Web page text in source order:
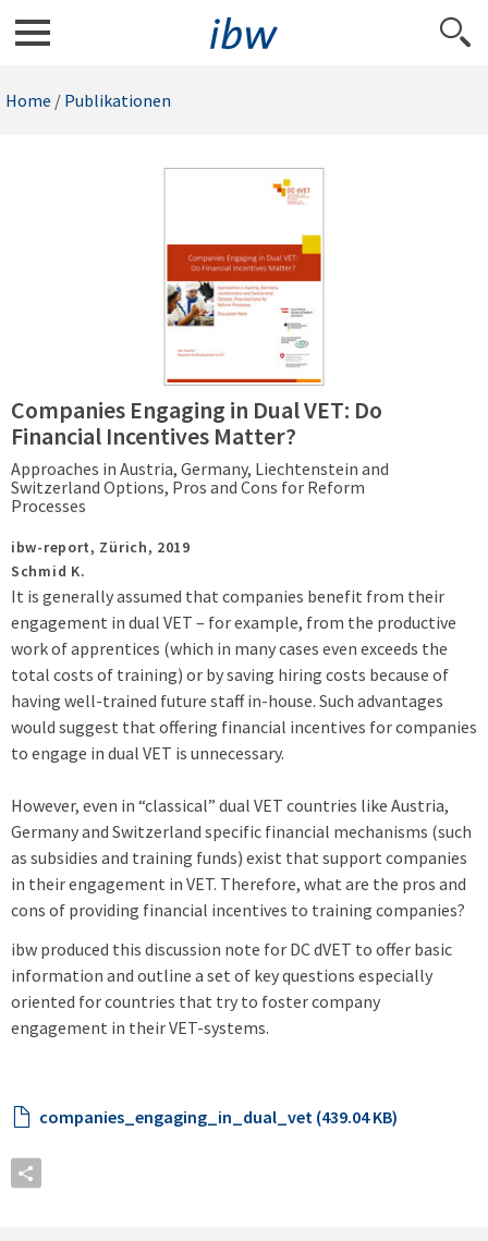
Home / Publikationen
Companies Engaging in Dual VET: Do
Financial Incentives Matter?
Approaches in Austria, Germany, Liechtenstein and
Switzerland Options, Pros and Cons for Reform
Processes
ibw-report, Zürich, 2019
Schmid K.
It is generally assumed that companies benefit from their
engagement in dual VET – for example, from the productive
work of apprentices (which in many cases even exceeds the
total costs of training) or by saving hiring costs because of
having well-trained future staff in-house. Such advantages
would suggest that offering financial incentives for companies
to engage in dual VET is unnecessary.
However, even in “classical” dual VET countries like Austria,
Germany and Switzerland specific financial mechanisms (such
as subsidies and training funds) exist that support companies
in their engagement in VET. Therefore, what are the pros and
cons of providing financial incentives to training companies?
ibw produced this discussion note for DC dVET to offer basic
information and outline a set of key questions especially
oriented for countries that try to foster company
engagement in their VET-systems.
companies_engaging_in_dual_vet (439.04 KB)